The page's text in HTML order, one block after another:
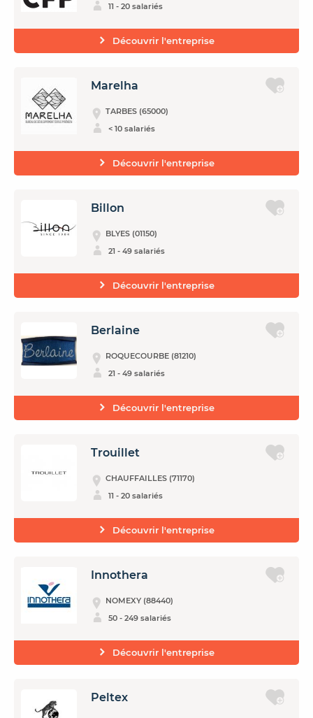
11 - 20 salariés
Découvrir l'entreprise
Marelha
TARBES (65000)
< 10 salariés
Découvrir l'entreprise
Billon
BLYES (01150)
21 - 49 salariés
Découvrir l'entreprise
Berlaine
ROQUECOURBE (81210)
21 - 49 salariés
Découvrir l'entreprise
Trouillet
CHAUFFAILLES (71170)
11 - 20 salariés
Découvrir l'entreprise
Innothera
NOMEXY (88440)
50 - 249 salariés
Découvrir l'entreprise
Peltex